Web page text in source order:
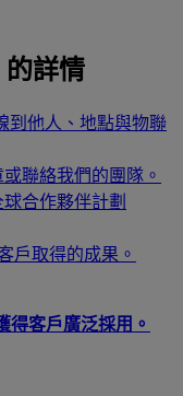
的詳情
到他人、地點與物聯
聯絡我們的團隊。
合作夥伴計劃
戶取得的成果。
得客戶廣泛採用。